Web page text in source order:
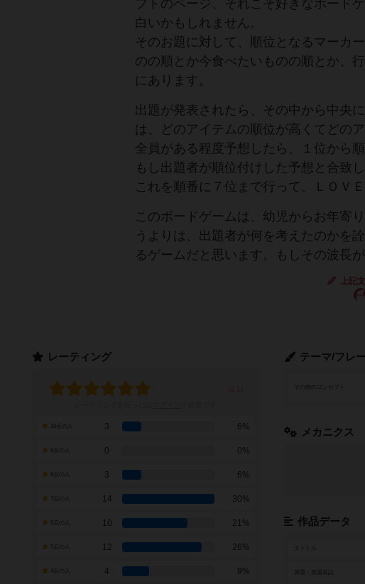
フトのページ、それこそ好きなボード
白いかもしれません。
そのお題に対して、順位となるマーカ
のの順とか今食べたいものの順とか、
にあります。
出題が発表されたら、その中から中央
は、どのアイテムの順位が高くてどの
全員がある程度予想したら、１位から
もし出題者が順位付けした予想と合致
これを順番に７位まで行って、ＬＯＶ
このボードゲームは、幼児からお年寄
うよりは、出題者が何を考えたのかを
るゲームだと思います。もしその波長
上記
テーマ/フレ
その他のコンセプト
メカニクス
作品データ
タイトル
レーティング
3 6%
0 0%
3 6%
7点の人 14 30%
10 21%
12 26%
4 9%